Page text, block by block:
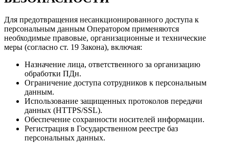
Для предотвращения несанкционированного доступа к
персональным данным Оператором применяются
необходимые правовые, организационные и технические
меры (согласно ст. 19 Закона), включая:
Назначение лица, ответственного за организацию
обработки ПДн.
Ограничение доступа сотрудников к персональным
данным.
Использование защищенных протоколов передачи
данных (HTTPS/SSL).
Обеспечение сохранности носителей информации.
Регистрация в Государственном реестре баз
персональных данных.